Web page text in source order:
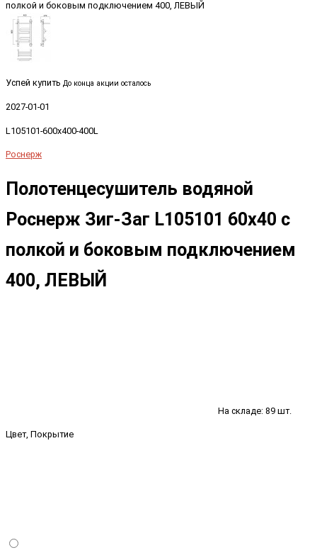
Успей купить До конца акции осталось
2027-01-01
L105101-600x400-400L
Роснерж
Полотенцесушитель водяной
Роснерж Зиг-Заг L105101 60x40 с
полкой и боковым подключением
400, ЛЕВЫЙ
На складе: 89 шт.
Цвет, Покрытие